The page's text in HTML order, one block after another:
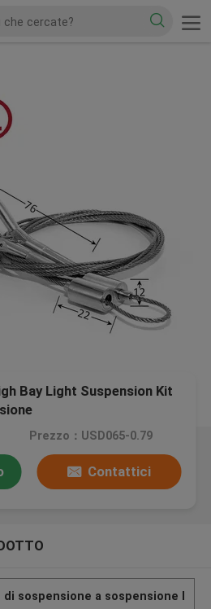
Bay Light Suspension Kit
Prezzo：USD065-0.79
Contattici
di sospensione a sospensione l